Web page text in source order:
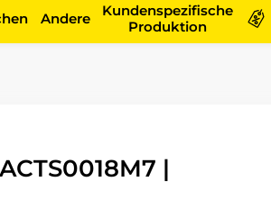
Andere
Kundenspezifische
Produktion
|